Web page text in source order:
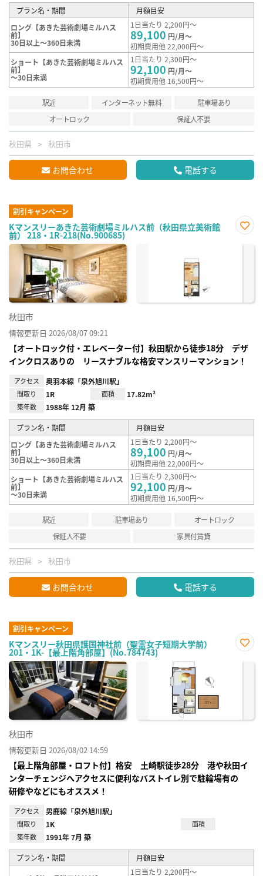
プラン名・期間
月額目安
ロング【あきた芸術劇場ミルハス
前】
30日以上～360日未満
1日当たり 2,200円～
89,100 円/月～
初期費用他 22,000円～
ショート【あきた芸術劇場ミルハス
前】
～30日未満
1日当たり 2,300円～
92,100 円/月～
初期費用他 16,500円～
駅近 インターネット無料
駐車場あり
オートロック
保証人不要
秋田県 秋田市
お問合わせ 電話する
割引キャンペーン
Kマンスリーあきた芸術劇場ミルハス前（秋田県立美術館
前） 218・1R-218(No.900685)
に入
秋田市
情報更新日 2026/08/07 09:21
【オートロック付・エレベーター付】秋田駅から徒歩18分 デザ
インクロスありの リースナブルな格安マンスリーマンション！
アクセス 奥羽本線「泉外旭川駅」
間取り 1R 面積 17.82m²
築年数 1988年 12月 築
プラン名・期間
月額目安
ロング【あきた芸術劇場ミルハス
前】
30日以上～360日未満
1日当たり 2,200円～
89,100 円/月～
初期費用他 22,000円～
ショート【あきた芸術劇場ミルハス
前】
～30日未満
1日当たり 2,300円～
92,100 円/月～
初期費用他 16,500円～
駅近 駐車場あり
オートロック
保証人不要
家具付賃貸
秋田県 秋田市
お問合わせ 電話する
割引キャンペーン
Kマンスリー秋田県護国神社前（聖霊女子短期大学前）
201・1K-【最上階角部屋】(No.784743)
に入
秋田市
情報更新日 2026/08/02 14:59
【最上階角部屋・ロフト付】格安 土崎駅徒歩28分 港や秋田イ
ンターチェンジへアクセスに便利なバストイレ別で駐輪場有の
研修やなどにもオススメ！
アクセス 男鹿線「泉外旭川駅」
間取り 1K
面積
築年数
1991年 7月 築
プラン名・期間 月額目安
1日当たり 2,200円～